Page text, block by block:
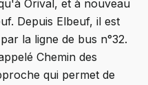
Orival, et à nouveau
Depuis Elbeuf, il est
la ligne de bus n°32.
Chemin des
qui permet de